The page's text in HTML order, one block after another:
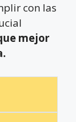
con las
mejor